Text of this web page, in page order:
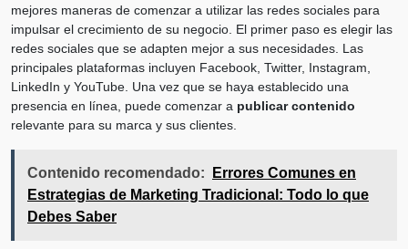
mejores maneras de comenzar a utilizar las redes sociales para
impulsar el crecimiento de su negocio. El primer paso es elegir las
redes sociales que se adapten mejor a sus necesidades. Las
principales plataformas incluyen Facebook, Twitter, Instagram,
LinkedIn y YouTube. Una vez que se haya establecido una
presencia en línea, puede comenzar a publicar contenido
relevante para su marca y sus clientes.
Contenido recomendado:
Errores Comunes en
Estrategias de Marketing Tradicional: Todo lo que
Debes Saber